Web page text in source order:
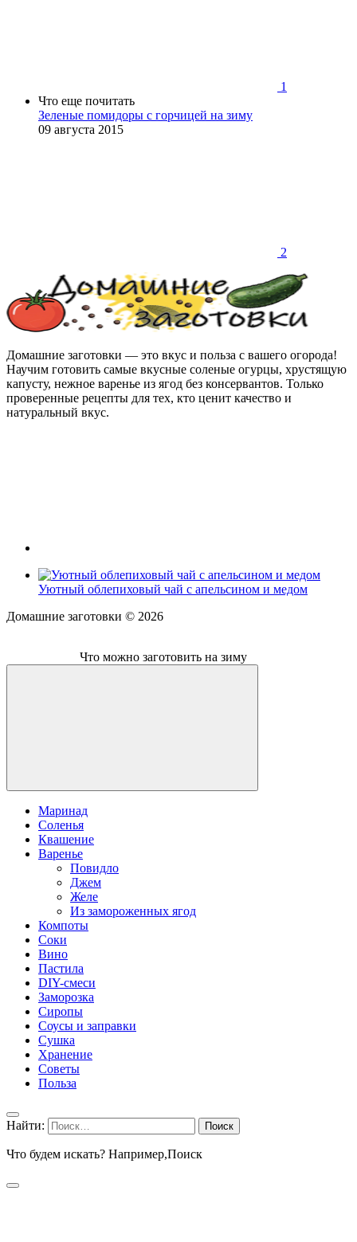
1
Что еще почитать
Зеленые помидоры с горчицей на зиму
09 августа 2015
2
Домашние заготовки — это вкус и польза с вашего огорода!
Научим готовить самые вкусные соленые огурцы, хрустящую
капусту, нежное варенье из ягод без консервантов. Только
проверенные рецепты для тех, кто ценит качество и
натуральный вкус.
Уютный облепиховый чай с апельсином и медом
Домашние заготовки © 2026
Что можно заготовить на зиму
Маринад
Соленья
Квашение
Варенье
Повидло
Джем
Желе
Из замороженных ягод
Компоты
Соки
Вино
Пастила
DIY-смеси
Заморозка
Сиропы
Соусы и заправки
Сушка
Хранение
Советы
Польза
Найти:
Что будем искать? Например,Поиск